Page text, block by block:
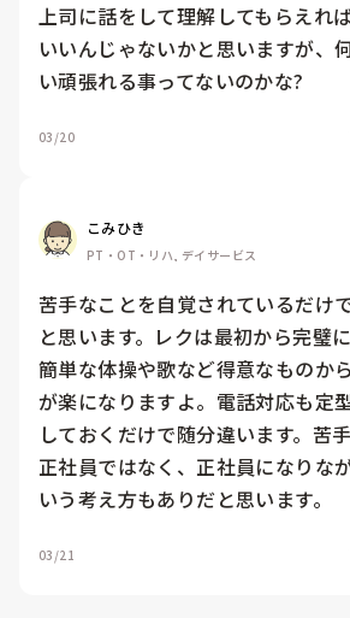
上司に話をして理解してもらえれ
いいんじゃないかと思いますが、
い頑張れる事ってないのかな?
03/20
こみひき
PT・OT・リハ, デイサービス
苦手なことを自覚されているだけ
と思います。レクは最初から完璧
簡単な体操や歌など得意なものか
が楽になりますよ。電話対応も定
しておくだけで随分違います。苦
正社員ではなく、正社員になりな
いう考え方もありだと思います。
03/21